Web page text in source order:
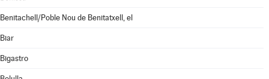
Benitachell/Poble Nou de Benitatxell, el
Biar
Bigastro